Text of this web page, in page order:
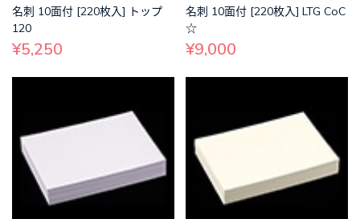
名刺 10面付 [220枚入] トップ
120
¥5,250
名刺 10面付 [220枚入] LTG CoC
☆
¥9,000